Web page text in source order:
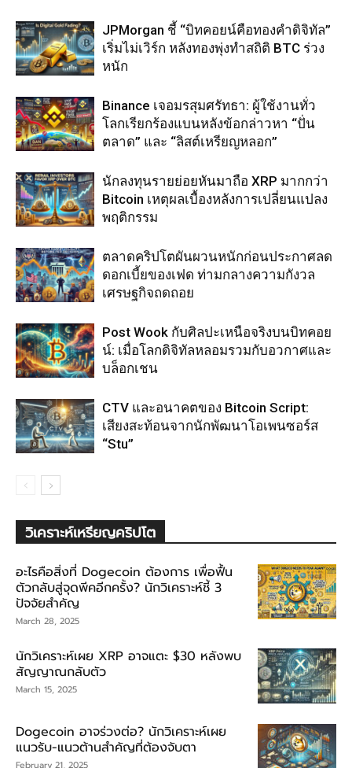
JPMorgan ชี้ “บิทคอยน์คือทองคำดิจิทัล”
เริ่มไม่เวิร์ก หลังทองพุ่งทำสถิติ BTC ร่วง
หนัก
Binance เจอมรสุมศรัทธา: ผู้ใช้งานทั่ว
โลกเรียกร้องแบนหลังข้อกล่าวหา “ปั่น
ตลาด” และ “ลิสต์เหรียญหลอก”
นักลงทุนรายย่อยหันมาถือ XRP มากกว่า
Bitcoin เหตุผลเบื้องหลังการเปลี่ยนแปลง
พฤติกรรม
ตลาดคริปโตผันผวนหนักก่อนประกาศลด
ดอกเบี้ยของเฟด ท่ามกลางความกังวล
เศรษฐกิจถดถอย
Post Wook กับศิลปะเหนือจริงบนบิทคอย
น์: เมื่อโลกดิจิทัลหลอมรวมกับอวกาศและ
บล็อกเชน
CTV และอนาคตของ Bitcoin Script:
เสียงสะท้อนจากนักพัฒนาโอเพนซอร์ส
“Stu”
วิเคราะห์เหรียญคริปโต
อะไรคือสิ่งที่ Dogecoin ต้องการ เพื่อฟื้น
ตัวกลับสู่จุดพีคอีกครั้ง? นักวิเคราะห์ชี้ 3
ปัจจัยสำคัญ
March 28, 2025
นักวิเคราะห์เผย XRP อาจแตะ $30 หลังพบ
สัญญาณกลับตัว
March 15, 2025
Dogecoin อาจร่วงต่อ? นักวิเคราะห์เผย
แนวรับ-แนวต้านสำคัญที่ต้องจับตา
February 21, 2025